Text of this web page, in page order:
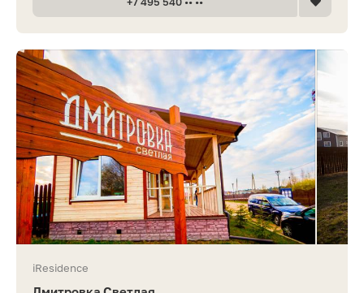
iResidence